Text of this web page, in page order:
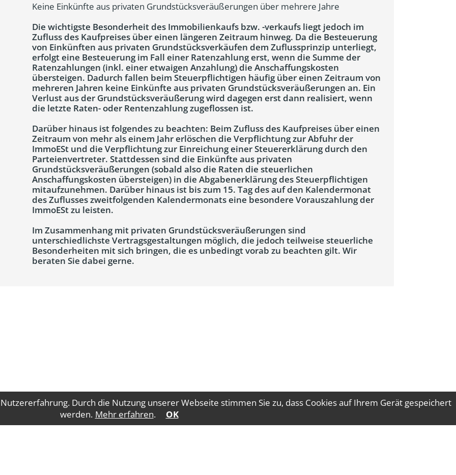
Durch die Nutzung unserer Webseite stimmen Sie zu, dass Cookies auf Ihrem Gerät gespeichert
werden. Mehr erfahren. OK
Keine Einkünfte aus privaten Grundstücksveräußerungen über mehrere Jahre
Die wichtigste Besonderheit des Immobilienkaufs bzw. -verkaufs liegt jedoch im
Zufluss des Kaufpreises über einen längeren Zeitraum hinweg. Da die Besteuerung
von Einkünften aus privaten Grundstücksverkäufen dem Zuflussprinzip unterliegt,
erfolgt eine Besteuerung im Fall einer Ratenzahlung erst, wenn die Summe der
Ratenzahlungen (inkl. einer etwaigen Anzahlung) die Anschaffungskosten
übersteigen. Dadurch fallen beim Steuerpflichtigen häufig über einen Zeitraum von
mehreren Jahren keine Einkünfte aus privaten Grundstücksveräußerungen an. Ein
Verlust aus der Grundstücksveräußerung wird dagegen erst dann realisiert, wenn
die letzte Raten- oder Rentenzahlung zugeflossen ist.
Darüber hinaus ist folgendes zu beachten: Beim Zufluss des Kaufpreises über einen
Zeitraum von mehr als einem Jahr erlöschen die Verpflichtung zur Abfuhr der
ImmoESt und die Verpflichtung zur Einreichung einer Steuererklärung durch den
Parteienvertreter. Stattdessen sind die Einkünfte aus privaten
Grundstücksveräußerungen (sobald also die Raten die steuerlichen
Anschaffungskosten übersteigen) in die Abgabenerklärung des Steuerpflichtigen
mitaufzunehmen. Darüber hinaus ist bis zum 15. Tag des auf den Kalendermonat
des Zuflusses zweitfolgenden Kalendermonats eine besondere Vorauszahlung der
ImmoESt zu leisten.
Im Zusammenhang mit privaten Grundstücksveräußerungen sind
unterschiedlichste Vertragsgestaltungen möglich, die jedoch teilweise steuerliche
Besonderheiten mit sich bringen, die es unbedingt vorab zu beachten gilt. Wir
beraten Sie dabei gerne.